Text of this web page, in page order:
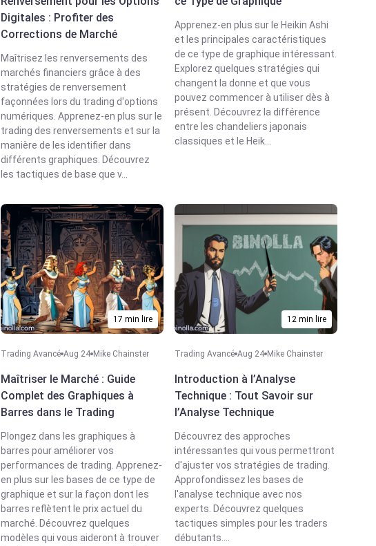
Digitales : Profiter des
Corrections de Marché
Maîtrisez les renversements des
marchés financiers grâce à des
stratégies de renversement
façonnées lors du trading d'options
numériques. Apprenez-en plus sur le
trading des renversements et sur la
manière de les identifier dans
différents graphiques. Découvrez
les tactiques de base que v...
Apprenez-en plus sur le Heikin Ashi
et les principales caractéristiques
de ce type de graphique intéressant.
Explorez quelques stratégies qui
changent la donne et que vous
pouvez commencer à utiliser dès à
présent. Découvrez la différence
entre les chandeliers japonais
classiques et le Heik...
17 min lire
Trading Avancé Aug 24 Mike Chainster
Maîtriser le Marché : Guide
Complet des Graphiques à
Barres dans le Trading
Plongez dans les graphiques à
barres pour améliorer vos
performances de trading. Apprenez-
en plus sur les bases de ce type de
graphique et sur la façon dont les
barres reflètent le prix actuel du
marché. Découvrez quelques
modèles qui vous aideront à trouver
12 min lire
Trading Avancé Aug 24 Mike Chainster
Introduction à l’Analyse
Technique : Tout Savoir sur
l’Analyse Technique
Découvrez des approches
intéressantes qui vous permettront
d'ajuster vos stratégies de trading.
Approfondissez les bases de
l'analyse technique avec nos
experts. Découvrez quelques
tactiques simples pour les traders
débutants....